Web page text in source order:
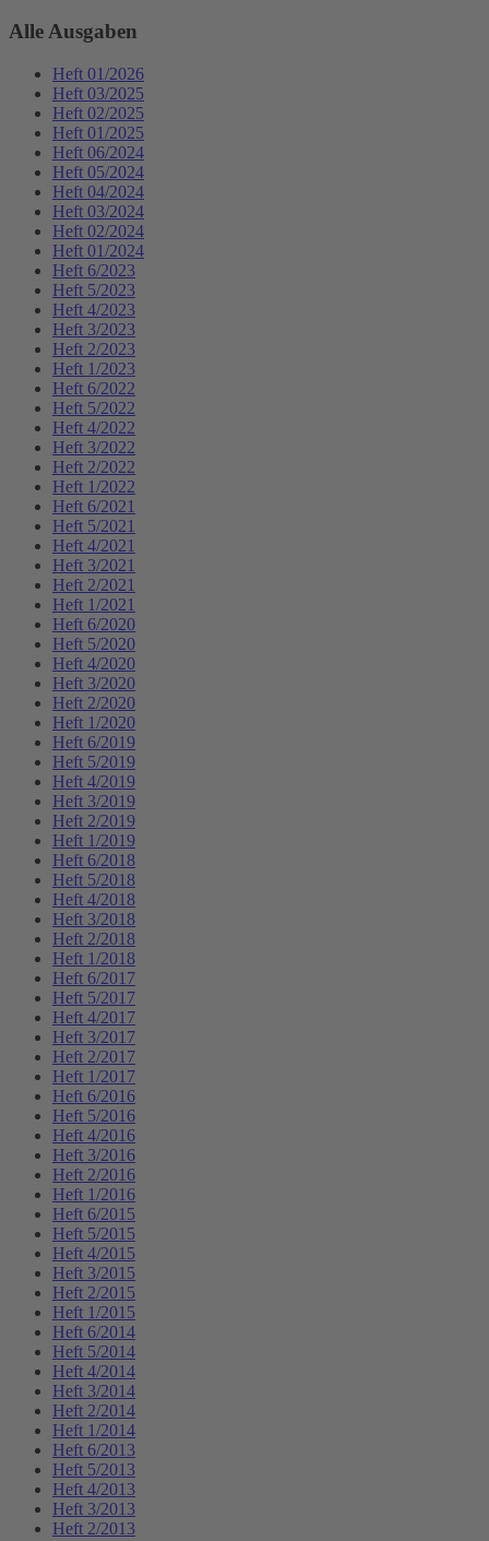
Alle Ausgaben
Heft 01/2026
Heft 03/2025
Heft 02/2025
Heft 01/2025
Heft 06/2024
Heft 05/2024
Heft 04/2024
Heft 03/2024
Heft 02/2024
Heft 01/2024
Heft 6/2023
Heft 5/2023
Heft 4/2023
Heft 3/2023
Heft 2/2023
Heft 1/2023
Heft 6/2022
Heft 5/2022
Heft 4/2022
Heft 3/2022
Heft 2/2022
Heft 1/2022
Heft 6/2021
Heft 5/2021
Heft 4/2021
Heft 3/2021
Heft 2/2021
Heft 1/2021
Heft 6/2020
Heft 5/2020
Heft 4/2020
Heft 3/2020
Heft 2/2020
Heft 1/2020
Heft 6/2019
Heft 5/2019
Heft 4/2019
Heft 3/2019
Heft 2/2019
Heft 1/2019
Heft 6/2018
Heft 5/2018
Heft 4/2018
Heft 3/2018
Heft 2/2018
Heft 1/2018
Heft 6/2017
Heft 5/2017
Heft 4/2017
Heft 3/2017
Heft 2/2017
Heft 1/2017
Heft 6/2016
Heft 5/2016
Heft 4/2016
Heft 3/2016
Heft 2/2016
Heft 1/2016
Heft 6/2015
Heft 5/2015
Heft 4/2015
Heft 3/2015
Heft 2/2015
Heft 1/2015
Heft 6/2014
Heft 5/2014
Heft 4/2014
Heft 3/2014
Heft 2/2014
Heft 1/2014
Heft 6/2013
Heft 5/2013
Heft 4/2013
Heft 3/2013
Heft 2/2013